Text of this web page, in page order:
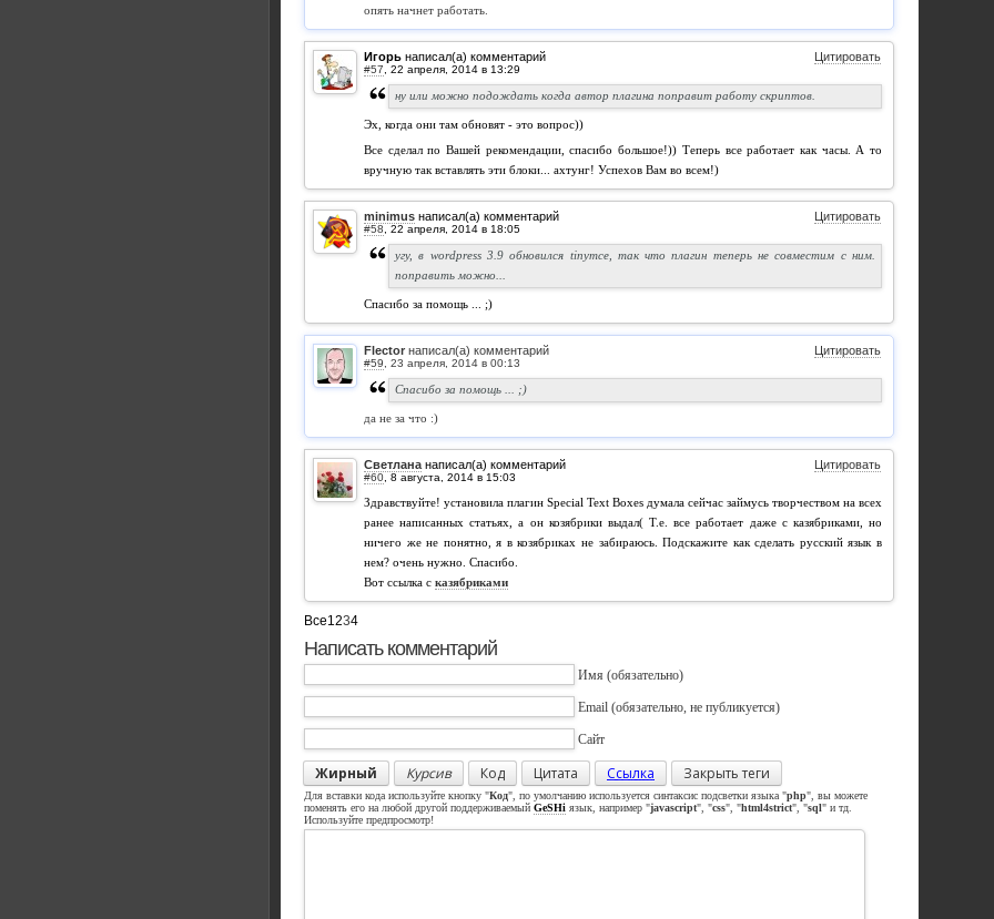
опять начнет работать.
Игорь написал(а) комментарий Цитировать
#57
ну или можно подождать когда автор плагина поправит работу скриптов.
Эх, когда они там обновят - это вопрос))
Все сделал по Вашей рекомендации, спасибо большое!)) Теперь все работает как часы. А то
вручную так вставлять эти блоки... ахтунг! Успехов Вам во всем!)
minimus написал(а) комментарий Цитировать
#58
угу, в wordpress 3.9 обновился tinymce, так что плагин теперь не совместим с ним.
поправить можно...
Спасибо за помощь ... ;)
Flector написал(а) комментарий Цитировать
#59
Спасибо за помощь ... ;)
да не за что :)
Светлана написал(а) комментарий Цитировать
#60
Здравствуйте! установила плагин Special Text Boxes думала сейчас займусь творчеством на всех
ранее написанных статьях, а он козябрики выдал( Т.е. все работает даже с казябриками, но
ничего же не понятно, я в козябриках не забираюсь. Подскажите как сделать русский язык в
нем? очень нужно. Спасибо.
Вот ссылка с казябриками
Все1234
Написать комментарий
Имя (обязательно)
Email (обязательно, не публикуется)
Сайт
Жирный Курсив Код Цитата Ссылка Закрыть теги
Для вставки кода используйте кнопку "Код", по умолчанию используется синтаксис подсветки языка "php", вы можете
поменять его на любой другой поддерживаемый GeSHi язык, например "javascript", "css", "html4strict", "sql" и тд.
Используйте предпросмотр!